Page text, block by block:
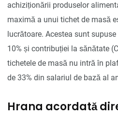
achiziționării produselor
maximă a unui tichet de masă
lucrătoare. Acestea sunt
10% și contribuției la sănătate
tichetele de masă nu intră în
de 33% din salariul de bază al
Hrana acordată